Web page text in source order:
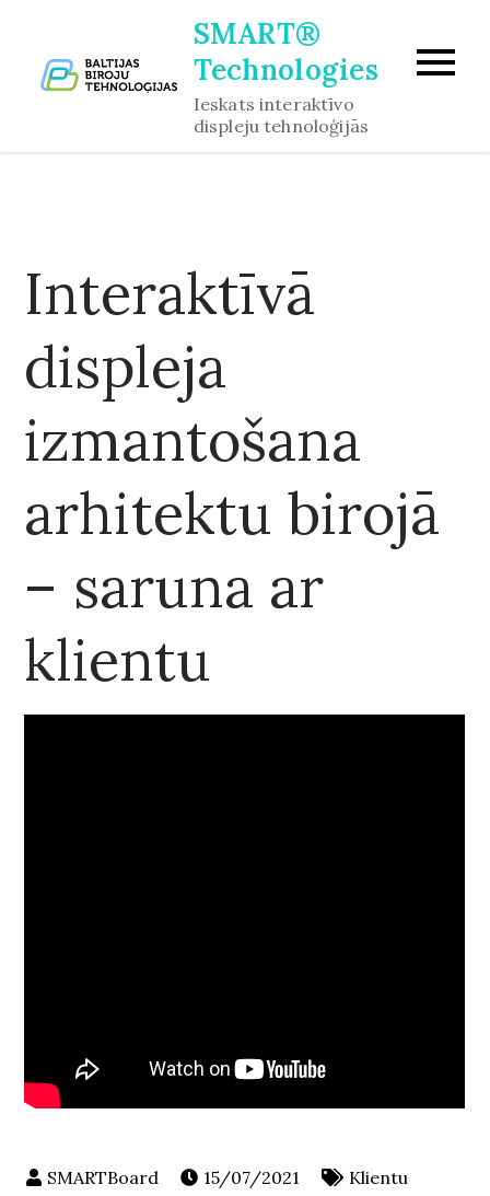
content
SMART®
Technologies
Ieskats interaktīvo
displeju tehnoloģijās
Interaktīvā
displeja
izmantošana
arhitektu birojā
– saruna ar
klientu
15/07/2021
Klientu